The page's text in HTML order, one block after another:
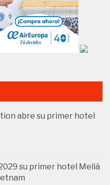
abre su primer hotel
su primer hotel Meliá